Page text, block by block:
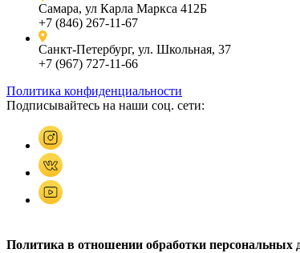
Самара, ул Карла Маркса 412Б
+7 (846) 267-11-67
Санкт-Петербург, ул. Школьная, 37
+7 (967) 727-11-66
Политика конфиденциальности
Подписывайтесь на наши соц. сети:
Политика в отношении обработки персональных